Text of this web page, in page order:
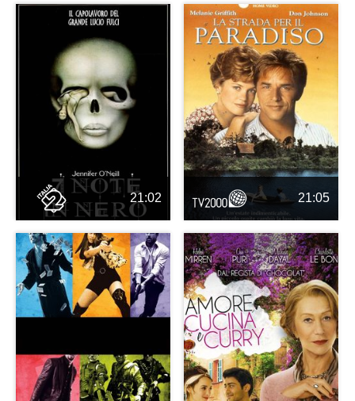
21:02 21:05